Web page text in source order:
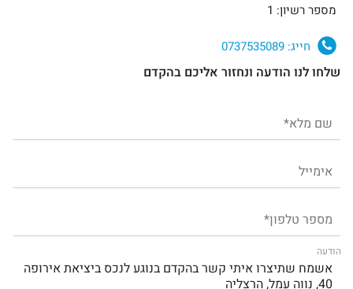
מספר רשיון: 1
חייג:
שלחו לנו הודעה ונחזור אליכם בהקדם
הודעה